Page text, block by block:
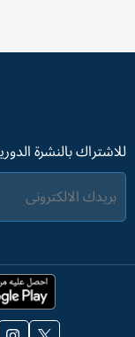
للاشتراك بالنشرة